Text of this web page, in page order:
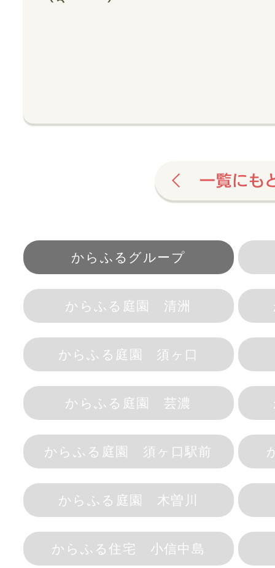
からふるグループ
からふる庭園 清洲
からふる庭園 須ヶ口
からふる庭園 芸濃
からふる庭園 須ヶ口駅前
からふる庭園 木曽川
からふる住宅 小信中島